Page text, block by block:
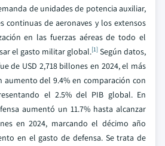
de unidades de potencia auxiliar,
continuas de aeronaves y los extensos
en las fuerzas aéreas de todo el
el gasto militar global.[1] Según datos,
de USD 2,718 billones en 2024, el más
aumento del 9.4% en comparación con
el 2.5% del PIB global. En
aumentó un 11.7% hasta alcanzar
en 2024, marcando el décimo año
en el gasto de defensa. Se trata de